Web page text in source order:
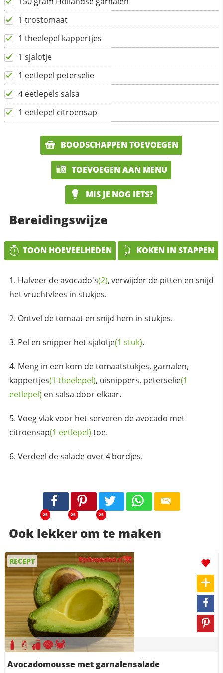
1 trostomaat
1 theelepel kappertjes
1 sjalotje
1 eetlepel peterselie
4 eetlepels salsa
1 eetlepel citroensap
BOODSCHAPPEN TOEVOEGEN
TOEVOEGEN AAN MENU
MIS JE NOG IETS?
Bereidingswijze
TOON HOEVEELHEDEN KOKEN IN STAPPEN
Halveer deavocado's(2), verwijder de pitten en snijd
het vruchtvlees in stukjes.
Ontvel de tomaat en snijd hem in stukjes.
Pel en snipper hetsjalotje(1 stuk).
Meng in een kom de tomaatstukjes, garnalen,
kappertjes(1 theelepel), uisnippers, peterselie(1
eetlepel) en salsa door elkaar.
Voeg vlak voor het serveren de avocado met
citroensap(1 eetlepel) toe.
Verdeel de salade over 4 bordjes.
25 25 25
Ook lekker om te maken
RECEPT
Avocadomousse met garnalensalade